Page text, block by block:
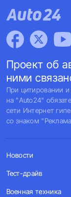
Проект об
ними
При цитировании
на "Auto24"
сети Интернет
со знаком
Новости
Тест-драйв
Военная техника